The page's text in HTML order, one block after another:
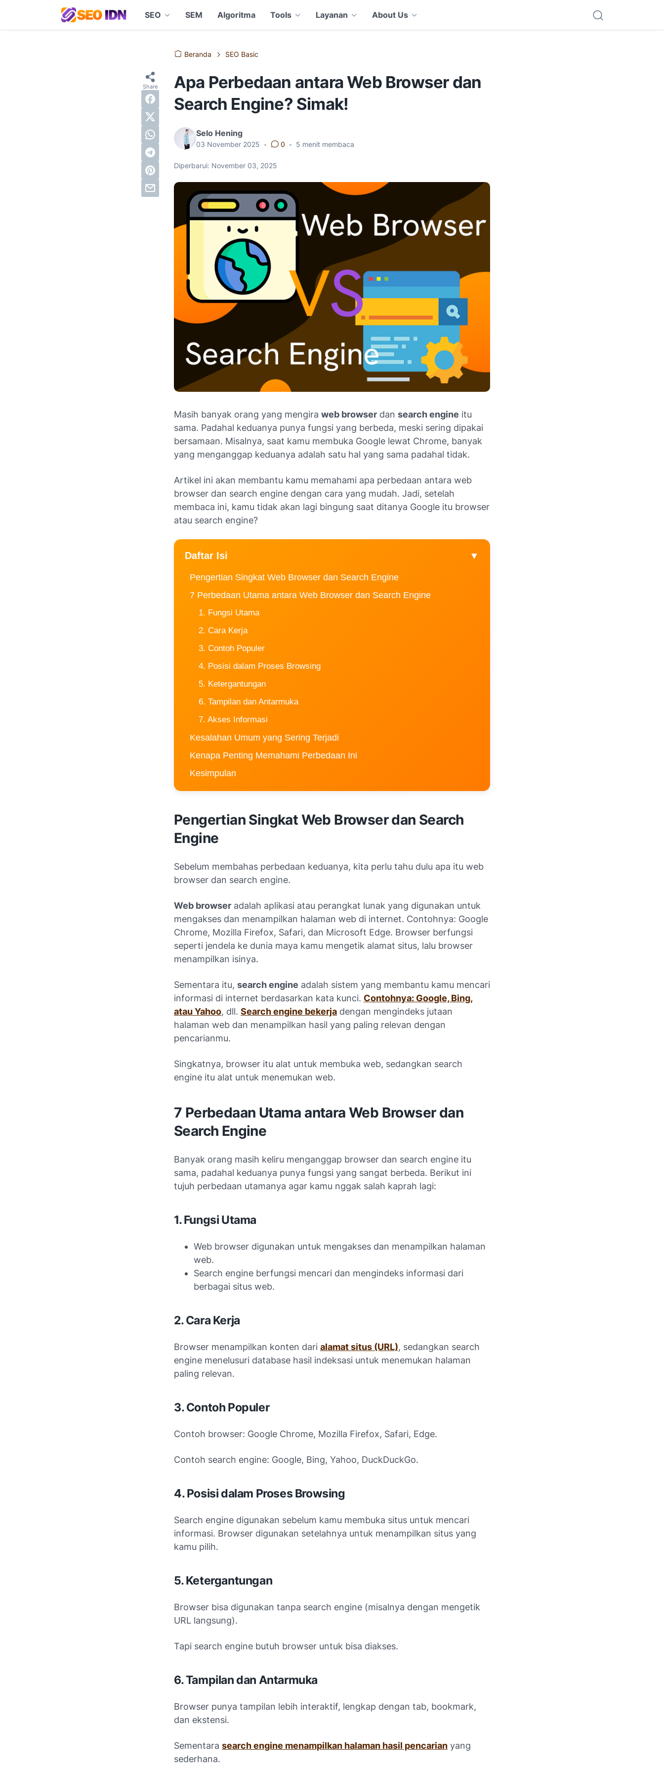
SEO SEM Algoritma Tools Layanan About Us
Beranda SEO Basic
Apa Perbedaan antara Web Browser dan
Search Engine? Simak!
Selo Hening
03 November 2025 • 0 • 5 menit membaca
Diperbarui: November 03, 2025
Masih banyak orang yang mengira web browser dan search engine itu
sama. Padahal keduanya punya fungsi yang berbeda, meski sering dipakai
bersamaan. Misalnya, saat kamu membuka Google lewat Chrome, banyak
yang menganggap keduanya adalah satu hal yang sama padahal tidak.
Artikel ini akan membantu kamu memahami apa perbedaan antara web
browser dan search engine dengan cara yang mudah. Jadi, setelah
membaca ini, kamu tidak akan lagi bingung saat ditanya Google itu browser
atau search engine?
Daftar Isi ▼
Pengertian Singkat Web Browser dan Search Engine
7 Perbedaan Utama antara Web Browser dan Search Engine
1. Fungsi Utama
2. Cara Kerja
3. Contoh Populer
4. Posisi dalam Proses Browsing
5. Ketergantungan
6. Tampilan dan Antarmuka
7. Akses Informasi
Kesalahan Umum yang Sering Terjadi
Kenapa Penting Memahami Perbedaan Ini
Kesimpulan
Pengertian Singkat Web Browser dan Search
Engine
Sebelum membahas perbedaan keduanya, kita perlu tahu dulu apa itu web
browser dan search engine.
Web browser adalah aplikasi atau perangkat lunak yang digunakan untuk
mengakses dan menampilkan halaman web di internet. Contohnya: Google
Chrome, Mozilla Firefox, Safari, dan Microsoft Edge. Browser berfungsi
seperti jendela ke dunia maya kamu mengetik alamat situs, lalu browser
menampilkan isinya.
Sementara itu, search engine adalah sistem yang membantu kamu mencari
informasi di internet berdasarkan kata kunci. Contohnya: Google, Bing,
atau Yahoo, dll. Search engine bekerja dengan mengindeks jutaan
halaman web dan menampilkan hasil yang paling relevan dengan
pencarianmu.
Singkatnya, browser itu alat untuk membuka web, sedangkan search
engine itu alat untuk menemukan web.
7 Perbedaan Utama antara Web Browser dan
Search Engine
Banyak orang masih keliru menganggap browser dan search engine itu
sama, padahal keduanya punya fungsi yang sangat berbeda. Berikut ini
tujuh perbedaan utamanya agar kamu nggak salah kaprah lagi:
1. Fungsi Utama
Web browser digunakan untuk mengakses dan menampilkan halaman
web.
Search engine berfungsi mencari dan mengindeks informasi dari
berbagai situs web.
2. Cara Kerja
Browser menampilkan konten dari alamat situs (URL), sedangkan search
engine menelusuri database hasil indeksasi untuk menemukan halaman
paling relevan.
3. Contoh Populer
Contoh browser: Google Chrome, Mozilla Firefox, Safari, Edge.
Contoh search engine: Google, Bing, Yahoo, DuckDuckGo.
4. Posisi dalam Proses Browsing
Search engine digunakan sebelum kamu membuka situs untuk mencari
informasi. Browser digunakan setelahnya untuk menampilkan situs yang
kamu pilih.
5. Ketergantungan
Browser bisa digunakan tanpa search engine (misalnya dengan mengetik
URL langsung).
Tapi search engine butuh browser untuk bisa diakses.
6. Tampilan dan Antarmuka
Browser punya tampilan lebih interaktif, lengkap dengan tab, bookmark,
dan ekstensi.
Sementara search engine menampilkan halaman hasil pencarian yang
sederhana.